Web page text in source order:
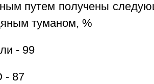
путем получены
туманом, %
- 99
- 87